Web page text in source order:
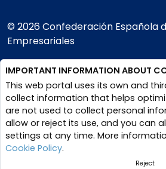
© 2026 Confederación Española
Empresariales
Legal Notice Privacy Policy and
IMPORTANT INFORMATION ABOUT
This web portal uses its own and
collect information that helps
are not used to collect personal
allow or reject its use, and you can
settings at any time. More
Cookie Policy.
Reject